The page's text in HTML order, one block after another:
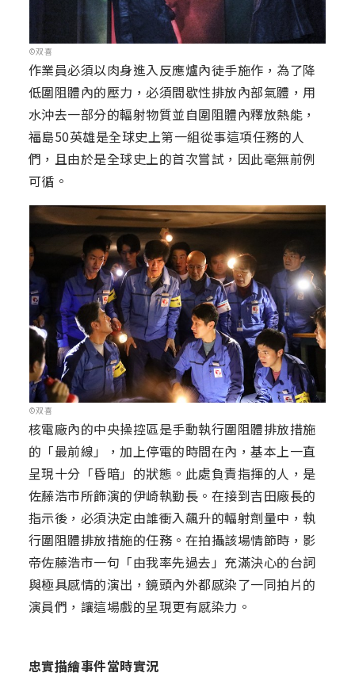
©双喜
作業員必須以肉身進入反應爐內徒手施作，為了降
低圍阻體內的壓力，必須間歇性排放內部氣體，用
水沖去一部分的輻射物質並自圍阻體內釋放熱能，
福島50英雄是全球史上第一組從事這項任務的人
們，且由於是全球史上的首次嘗試，因此毫無前例
可循。
©双喜
核電廠內的中央操控區是手動執行圍阻體排放措施
的「最前線」，加上停電的時間在內，基本上一直
呈現十分「昏暗」的狀態。此處負責指揮的人，是
佐藤浩市所飾演的伊崎執勤長。在接到吉田廠長的
指示後，必須決定由誰衝入飆升的輻射劑量中，執
行圍阻體排放措施的任務。在拍攝該場情節時，影
帝佐藤浩市一句「由我率先過去」充滿決心的台詞
與極具感情的演出，鏡頭內外都感染了一同拍片的
演員們，讓這場戲的呈現更有感染力。
忠實描繪事件當時實況